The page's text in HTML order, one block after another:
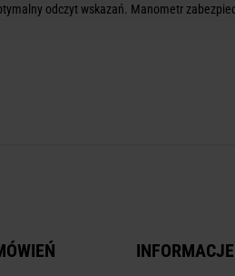
odczyt wskazań. Manometr
INFORMACJE